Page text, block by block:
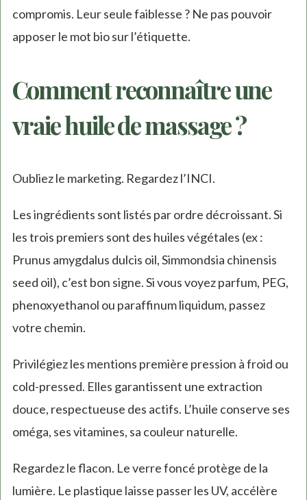
compromis. Leur seule faiblesse ? Ne pas pouvoir
apposer le mot bio sur l’étiquette.
Comment reconnaître une
vraie huile de massage ?
Oubliez le marketing. Regardez l’INCI.
Les ingrédients sont listés par ordre décroissant. Si
les trois premiers sont des huiles végétales (ex :
Prunus amygdalus dulcis oil, Simmondsia chinensis
seed oil), c’est bon signe. Si vous voyez parfum, PEG,
phenoxyethanol ou paraffinum liquidum, passez
votre chemin.
Privilégiez les mentions première pression à froid ou
cold-pressed. Elles garantissent une extraction
douce, respectueuse des actifs. L’huile conserve ses
oméga, ses vitamines, sa couleur naturelle.
Regardez le flacon. Le verre foncé protège de la
lumière. Le plastique laisse passer les UV, accélère